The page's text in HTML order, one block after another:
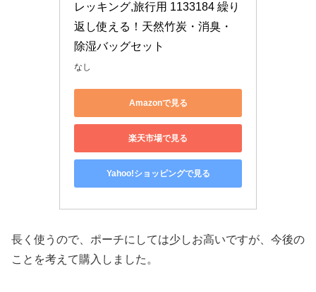
レッキング,旅行用 1133184 繰り
返し使える！天然竹炭・消臭・
除湿バッグセット
なし
Amazonで見る
楽天市場で見る
Yahoo!ショッピングで見る
長く使うので、ポーチにしては少しお高いですが、今後の
ことを考えて購入しました。